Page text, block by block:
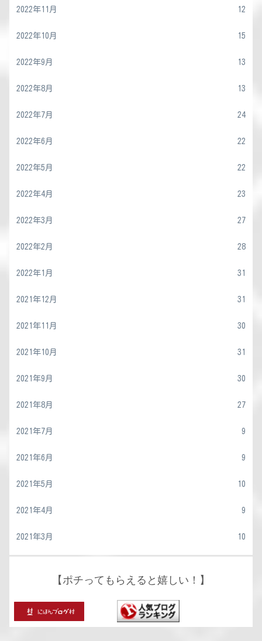
2022年11月 12
2022年10月 15
2022年9月 13
2022年8月 13
2022年7月 24
2022年6月 22
2022年5月 22
2022年4月 23
2022年3月 27
2022年2月 28
2022年1月 31
2021年12月 31
2021年11月 30
2021年10月 31
2021年9月 30
2021年8月 27
2021年7月 9
2021年6月 9
2021年5月 10
2021年4月 9
2021年3月 10
【ポチってもらえると嬉しい！】